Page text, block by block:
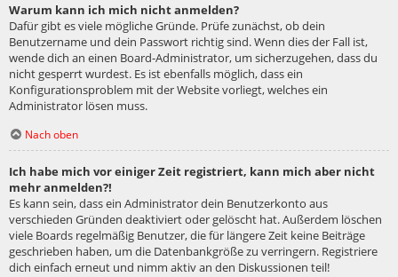
Warum kann ich mich nicht anmelden?
Dafür gibt es viele mögliche Gründe. Prüfe zunächst, ob dein
Benutzername und dein Passwort richtig sind. Wenn dies der Fall ist,
wende dich an einen Board-Administrator, um sicherzugehen, dass du
nicht gesperrt wurdest. Es ist ebenfalls möglich, dass ein
Konfigurationsproblem mit der Website vorliegt, welches ein
Administrator lösen muss.
Nach oben
Ich habe mich vor einiger Zeit registriert, kann mich aber nicht
mehr anmelden?!
Es kann sein, dass ein Administrator dein Benutzerkonto aus
verschieden Gründen deaktiviert oder gelöscht hat. Außerdem löschen
viele Boards regelmäßig Benutzer, die für längere Zeit keine Beiträge
geschrieben haben, um die Datenbankgröße zu verringern. Registriere
dich einfach erneut und nimm aktiv an den Diskussionen teil!